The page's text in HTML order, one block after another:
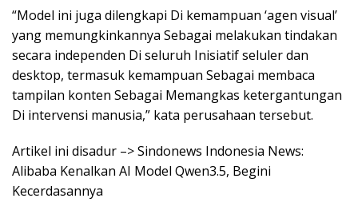
“Model ini juga dilengkapi Di kemampuan ‘agen visual’
yang memungkinkannya Sebagai melakukan tindakan
secara independen Di seluruh Inisiatif seluler dan
desktop, termasuk kemampuan Sebagai membaca
tampilan konten Sebagai Memangkas ketergantungan
Di intervensi manusia,” kata perusahaan tersebut.
Artikel ini disadur –> Sindonews Indonesia News:
Alibaba Kenalkan AI Model Qwen3.5, Begini
Kecerdasannya